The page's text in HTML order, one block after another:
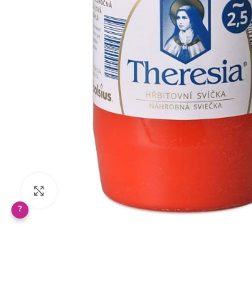
Klikněte pro zvětšení
?